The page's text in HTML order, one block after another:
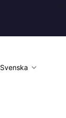
Svenska